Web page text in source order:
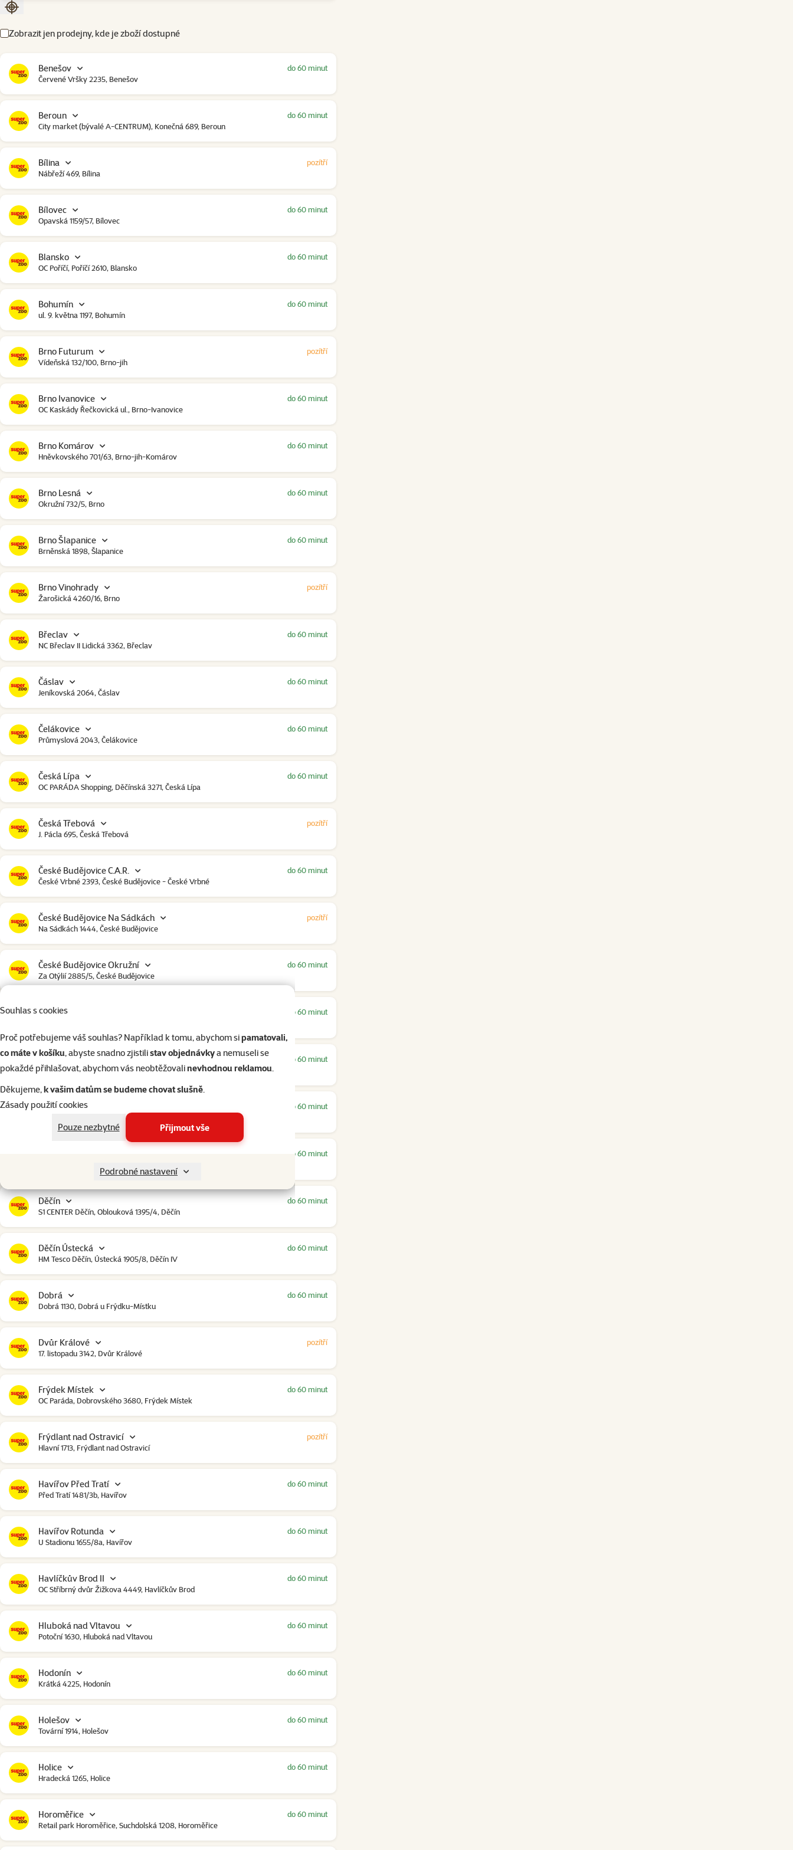
Souhlas s cookies
Proč potřebujeme váš souhlas? Například k tomu, abychom sipamatovali,
co máte v košíku, abyste snadno zjistilistav objednávkya nemuseli se
pokaždé přihlašovat, abychom vás neobtěžovalinevhodnou reklamou.
Děkujeme,k vašim datům se budeme chovat slušně.
Zásady použití cookies
Pouze nezbytné
Přijmout vše
Podrobné nastavení
Seřadit podle aktuální polohy
Zobrazit jen prodejny, kde je zboží dostupné
Benešov
Červené Vršky 2235, Benešov
do 60 minut
Beroun
City market (bývalé A-CENTRUM), Konečná 689, Beroun
do 60 minut
Bílina
Nábřeží 469, Bílina
pozítří
Bílovec
Opavská 1159/57, Bílovec
do 60 minut
Blansko
OC Poříčí, Poříčí 2610, Blansko
do 60 minut
Bohumín
ul. 9. května 1197, Bohumín
do 60 minut
Brno Futurum
Vídeňská 132/100, Brno-jih
pozítří
Brno Ivanovice
OC Kaskády Řečkovická ul., Brno-Ivanovice
do 60 minut
Brno Komárov
Hněvkovského 701/63, Brno-jih-Komárov
do 60 minut
Brno Lesná
Okružní 732/5, Brno
do 60 minut
Brno Šlapanice
Brněnská 1898, Šlapanice
do 60 minut
Brno Vinohrady
Žarošická 4260/16, Brno
pozítří
Břeclav
NC Břeclav II Lidická 3362, Břeclav
do 60 minut
Čáslav
Jeníkovská 2064, Čáslav
do 60 minut
Čelákovice
Průmyslová 2043, Čelákovice
do 60 minut
Česká Lípa
OC PARÁDA Shopping, Děčínská 3271, Česká Lípa
do 60 minut
Česká Třebová
J. Pácla 695, Česká Třebová
pozítří
České Budějovice C.A.R.
České Vrbné 2393, České Budějovice - České Vrbné
do 60 minut
České Budějovice Na Sádkách
Na Sádkách 1444, České Budějovice
pozítří
České Budějovice Okružní
Za Otýlií 2885/5, České Budějovice
do 60 minut
České Budějovice Strakonická do 60 minut
Český Krumlov
Urbinská 238, Český Krumlov
do 60 minut
Čestlice
Čestlice komerční zóna, U Makra 123, Čestlice
do 60 minut
do 60 minut
Děčín
S1 CENTER Děčín, Oblouková 1395/4, Děčín
do 60 minut
Děčín Ústecká
HM Tesco Děčín, Ústecká 1905/8, Děčín IV
do 60 minut
Dobrá
Dobrá 1130, Dobrá u Frýdku-Místku
do 60 minut
Dvůr Králové
17. listopadu 3142, Dvůr Králové
pozítří
Frýdek Místek
OC Paráda, Dobrovského 3680, Frýdek Místek
do 60 minut
Frýdlant nad Ostravicí
Hlavní 1713, Frýdlant nad Ostravicí
pozítří
Havířov Před Tratí
Před Tratí 1481/3b, Havířov
do 60 minut
Havířov Rotunda
U Stadionu 1655/8a, Havířov
do 60 minut
Havlíčkův Brod II
OC Stříbrný dvůr Žižkova 4449, Havlíčkův Brod
do 60 minut
Hluboká nad Vltavou
Potoční 1630, Hluboká nad Vltavou
do 60 minut
Hodonín
Krátká 4225, Hodonín
do 60 minut
Holešov
Tovární 1914, Holešov
do 60 minut
Holice
Hradecká 1265, Holice
do 60 minut
Horoměřice
Retail park Horoměřice, Suchdolská 1208, Horoměřice
do 60 minut